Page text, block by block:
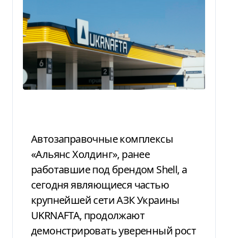
Автозаправочные комплексы
«Альянс Холдинг», ранее
работавшие под брендом Shell, а
сегодня являющиеся частью
крупнейшей сети АЗК Украины
UKRNAFTA, продолжают
демонстрировать уверенный рост